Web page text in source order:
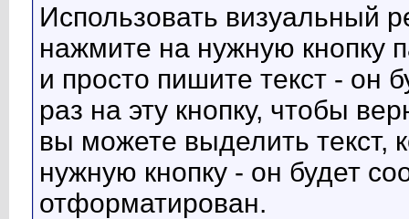
Использовать визуальный
нажмите на нужную кнопку
и просто пишите текст -
раз на эту кнопку, чтобы
вы можете выделить текст,
нужную кнопку - он будет
отформатирован.